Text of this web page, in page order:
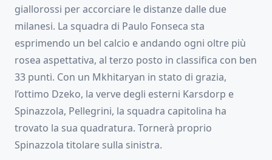
giallorossi per accorciare le distanze dalle due
milanesi. La squadra di Paulo Fonseca sta
esprimendo un bel calcio e andando ogni oltre più
rosea aspettativa, al terzo posto in classifica con ben
33 punti. Con un Mkhitaryan in stato di grazia,
l’ottimo Dzeko, la verve degli esterni Karsdorp e
Spinazzola, Pellegrini, la squadra capitolina ha
trovato la sua quadratura. Tornerà proprio
Spinazzola titolare sulla sinistra.